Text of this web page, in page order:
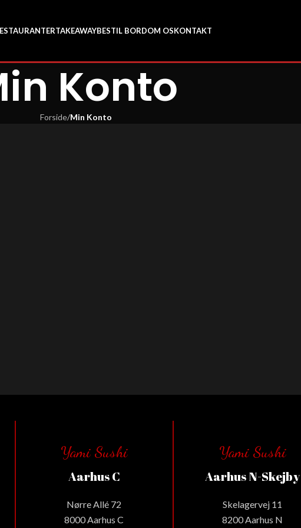
TAKEAWAYBESTIL BORDOM OSKONTAKT
Konto
Forside/Min Konto
Yami Sushi
Aarhus C
Nørre Allé 72
8000 Aarhus C
Yami Sushi
Aarhus N-Skejby
Skelagervej 11
8200 Aarhus N